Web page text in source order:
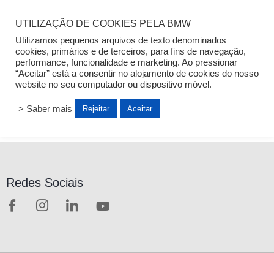
SANTOGAL
Redes Sociais
UTILIZAÇÃO DE COOKIES PELA BMW
Utilizamos pequenos arquivos de texto denominados
cookies, primários e de terceiros, para fins de navegação,
performance, funcionalidade e marketing. Ao pressionar
“Aceitar” está a consentir no alojamento de cookies do nosso
website no seu computador ou dispositivo móvel.
> Saber mais Rejeitar Aceitar